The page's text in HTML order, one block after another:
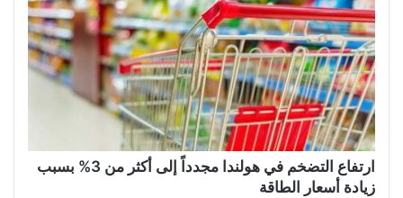
ارتفاع التضخم في هولندا مجدداً إلى أكثر من 3% بسبب
زيادة أسعار الطاقة